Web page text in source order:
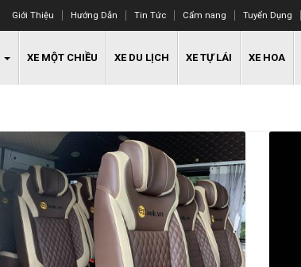
Giới Thiệu Hướng Dẫn Tin Tức Cẩm nang Tuyển Dụng
XE MỘT CHIỀU XE DU LỊCH XE TỰ LÁI XE HOA